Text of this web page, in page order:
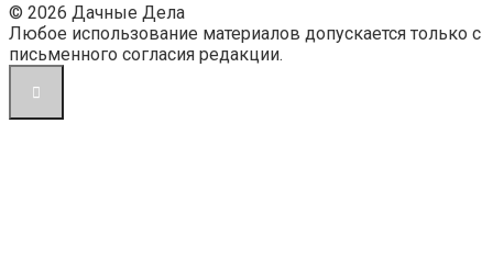
© 2026 Дачные Дела
Любое использование материалов допускается только с
письменного согласия редакции.